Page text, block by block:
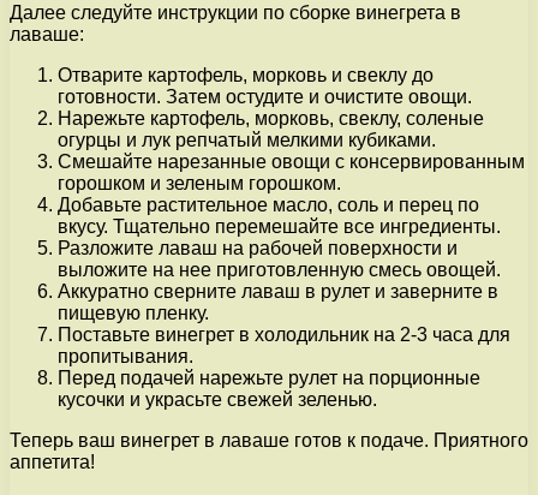
Далее следуйте инструкции по сборке винегрета в
лаваше:
Отварите картофель, морковь и свеклу до
готовности. Затем остудите и очистите овощи.
Нарежьте картофель, морковь, свеклу, соленые
огурцы и лук репчатый мелкими кубиками.
Смешайте нарезанные овощи с консервированным
горошком и зеленым горошком.
Добавьте растительное масло, соль и перец по
вкусу. Тщательно перемешайте все ингредиенты.
Разложите лаваш на рабочей поверхности и
выложите на нее приготовленную смесь овощей.
Аккуратно сверните лаваш в рулет и заверните в
пищевую пленку.
Поставьте винегрет в холодильник на 2-3 часа для
пропитывания.
Перед подачей нарежьте рулет на порционные
кусочки и украсьте свежей зеленью.
Теперь ваш винегрет в лаваше готов к подаче. Приятного
аппетита!